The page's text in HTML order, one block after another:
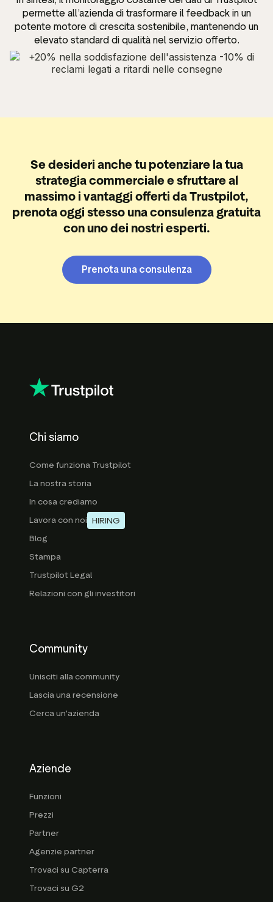
permette all’azienda di trasformare il feedback in un
potente motore di crescita sostenibile, mantenendo un
elevato standard di qualità nel servizio offerto.
Se desideri anche tu potenziare la tua
strategia commerciale e sfruttare al
massimo i vantaggi offerti da Trustpilot,
prenota oggi stesso una consulenza gratuita
con uno dei nostri esperti.
Prenota una consulenza
Chi siamo
Come funziona Trustpilot
La nostra storia
In cosa crediamo
Lavora con noi HIRING
Blog
Stampa
Trustpilot Legal
Relazioni con gli investitori
Community
Unisciti alla community
Lascia una recensione
Cerca un'azienda
Aziende
Funzioni
Prezzi
Partner
Agenzie partner
Trovaci su Capterra
Trovaci su G2